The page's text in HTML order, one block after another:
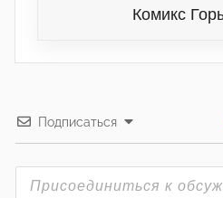
Комикс
Подписаться